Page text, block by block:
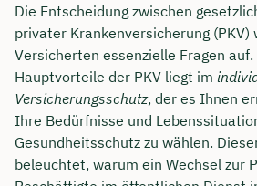
Die Entscheidung zwischen
privater Krankenversicherung (PKV)
Versicherten essenzielle Fragen auf.
Hauptvorteile der PKV liegt im
Versicherungsschutz, der es Ihnen
Ihre Bedürfnisse und
Gesundheitsschutz zu wählen.
beleuchtet, warum ein Wechsel zur